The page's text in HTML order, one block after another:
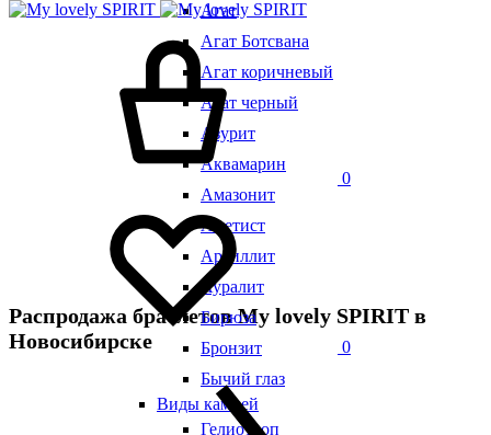
Агат
Агат Ботсвана
Агат коричневый
Агат черный
Азурит
Аквамарин
Амазонит
Аметист
Аргиллит
Ауралит
Бирюза
Бронзит
Бычий глаз
Виды камней
Гелиотроп
0
0
Распродажа браслетов My lovely SPIRIT в
Новосибирске